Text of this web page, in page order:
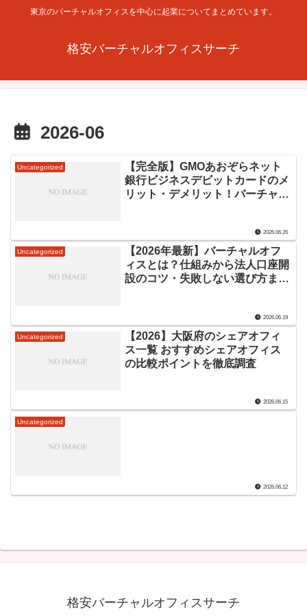
東京のバーチャルオフィスを中心に起業についてまとめています。
格安バーチャルオフィスサーチ
2026-06
Uncategorized
【完全版】GMOあおぞらネット
銀行ビジネスデビットカードのメ
リット・デメリット！バーチャル
2026.06.26
Uncategorized
【2026年最新】バーチャルオフ
ィスとは？仕組みから法人口座開
設のコツ・失敗しない選び方まで
2026.06.19
Uncategorized
【2026】大阪府のシェアオフィ
ス一覧 おすすめシェアオフィス
の比較ポイントを徹底調査
2026.06.15
Uncategorized
2026.06.12
格安バーチャルオフィスサーチ